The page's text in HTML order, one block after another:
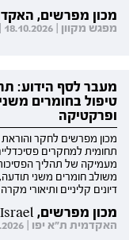
מכון מפרשים,
מפגש מקוון | 18.10.2026 | יום ראשון | 19:30-21:00
מעבר לסף הידוע:
טיפול בחומרים
ופרקטיקה
תחומית למחקרים
מעמיקה של תהליך
משולב חומרים משני
דיונים קליניים ותיאורי
מכון מפרשים, MAPS Israel
האקדמית ת"א יפו | 23.10.2026 | יום שישי | 08:30-14:00